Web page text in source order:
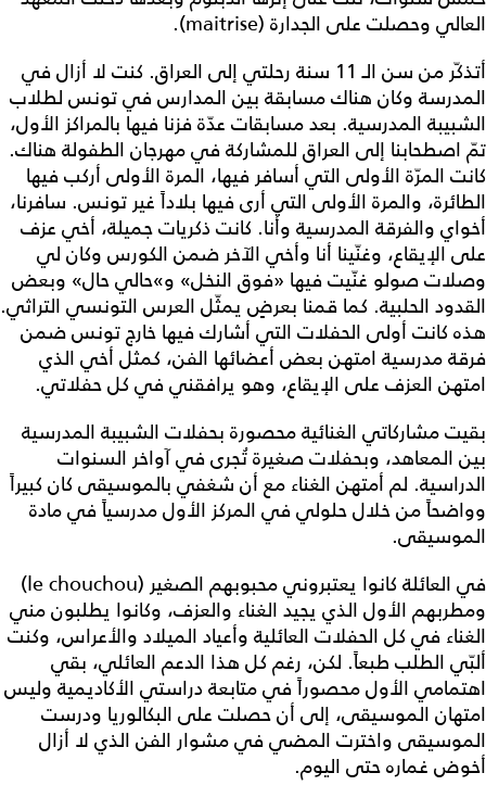
العالي وحصلت على الجدارة (maitrise).
أتذكّر من سن الـ 11 سنة رحلتي إلى العراق. كنت لا أزال في
المدرسة وكان هناك مسابقة بين المدارس في تونس لطلاب
الشبيبة المدرسية. بعد مسابقات عدّة فزنا فيها بالمراكز الأول،
تمّ اصطحابنا إلى العراق للمشاركة في مهرجان الطفولة هناك.
كانت المرّة الأولى التي أسافر فيها، المرة الأولى أركب فيها
الطائرة، والمرة الأولى التي أرى فيها بلاداً غير تونس. سافرنا،
أخواي والفرقة المدرسية وأنا. كانت ذكريات جميلة، أخي عزف
على الإيقاع، وغنّينا أنا وأخي الآخر ضمن الكورس وكان لي
وصلات صولو غنّيت فيها «فوق النخل» و»حالي حال» وبعض
القدود الحلبية. كما قمنا بعرضٍ يمثّل العرس التونسي التراثي.
هذه كانت أولى الحفلات التي أشارك فيها خارج تونس ضمن
فرقة مدرسية امتهن بعض أعضائها الفن، كمثل أخي الذي
امتهن العزف على الإيقاع، وهو يرافقني في كل حفلاتي.
بقيت مشاركاتي الغنائية محصورة بحفلات الشبيبة المدرسية
بين المعاهد، وبحفلات صغيرة تُجرى في آواخر السنوات
الدراسية. لم أمتهن الغناء مع أن شغفي بالموسيقى كان كبيراً
وواضحاً من خلال حلولي في المركز الأول مدرسياً في مادة
الموسيقى.
في العائلة كانوا يعتبروني محبوبهم الصغير (le chouchou)
ومطربهم الأول الذي يجيد الغناء والعزف، وكانوا يطلبون مني
الغناء في كل الحفلات العائلية وأعياد الميلاد والأعراس، وكنت
ألبّي الطلب طبعاً. لكن، رغم كل هذا الدعم العائلي، بقي
اهتمامي الأول محصوراً في متابعة دراستي الأكاديمية وليس
امتهان الموسيقى، إلى أن حصلت على البكالوريا ودرست
الموسيقى واخترت المضي في مشوار الفن الذي لا أزال
أخوض غماره حتى اليوم.